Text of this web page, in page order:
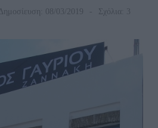
Δημοσίευση: 08/03/2019 Σχόλια: 3